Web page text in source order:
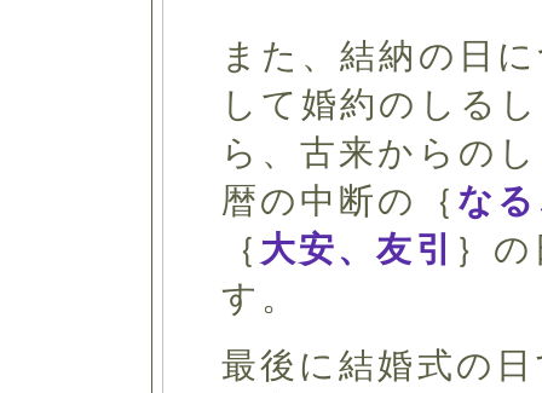
また、結納の日
して婚約のしる
ら、古来からの
暦の中断の｛ な
｛ 大安、友引
｝
す。
最後に結婚式の